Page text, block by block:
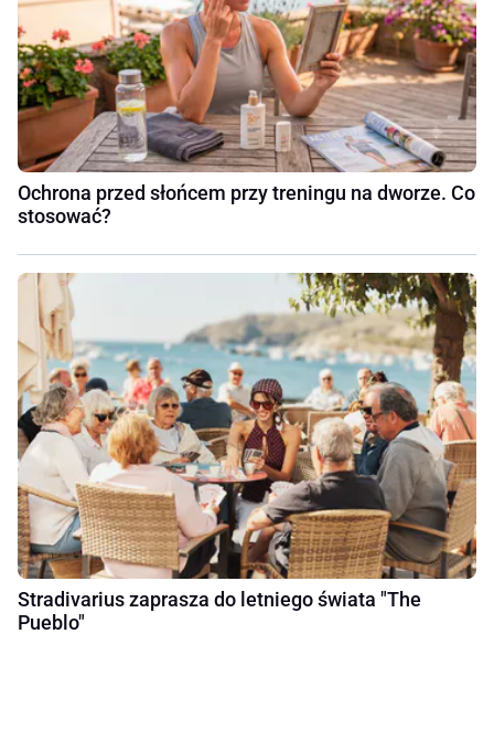
Ochrona przed słońcem przy treningu na dworze. Co
stosować?
Stradivarius zaprasza do letniego świata "The
Pueblo"